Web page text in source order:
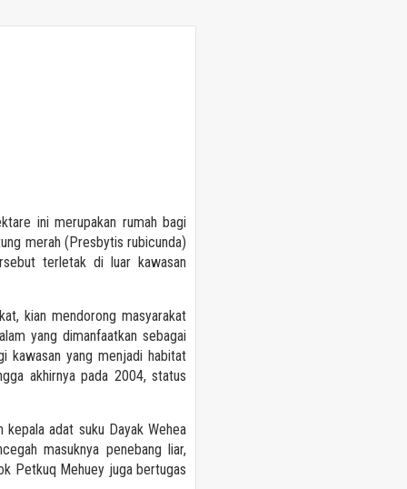
ini merupakan rumah bagi
merah (Presbytis rubicunda)
terletak di luar kawasan
kian mendorong masyarakat
yang dimanfaatkan sebagai
kawasan yang menjadi habitat
akhirnya pada 2004, status
adat suku Dayak Wehea
masuknya penebang liar,
Petkuq Mehuey juga bertugas